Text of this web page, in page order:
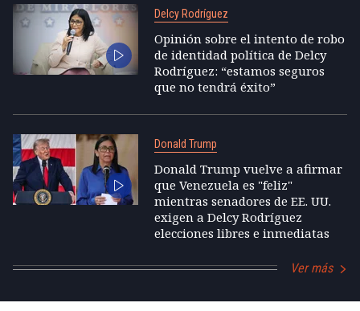
Delcy Rodríguez
Opinión sobre el intento de robo
de identidad política de Delcy
Rodríguez: “estamos seguros
que no tendrá éxito”
Donald Trump
Donald Trump vuelve a afirmar
que Venezuela es "feliz"
mientras senadores de EE. UU.
exigen a Delcy Rodríguez
elecciones libres e inmediatas
Ver más